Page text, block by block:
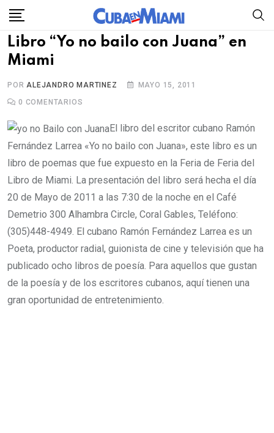
Skip
content
Libro “Yo no bailo con Juana” en
Miami
PORALEJANDRO MARTINEZ
MAYO 15, 2011
0 COMENTARIOS
El libro del escritor cubano Ramón
Fernández Larrea «Yo no bailo con Juana», este libro es un
libro de poemas que fue expuesto en la Feria de Feria del
Libro de Miami. La presentación del libro será hecha el día
20 de Mayo de 2011 a las 7:30 de la noche en el Café
Demetrio 300 Alhambra Circle, Coral Gables, Teléfono:
(305)448-4949. El cubano Ramón Fernández Larrea es un
Poeta, productor radial, guionista de cine y televisión que ha
publicado ocho libros de poesía. Para aquellos que gustan
de la poesía y de los escritores cubanos, aquí tienen una
gran oportunidad de entretenimiento.